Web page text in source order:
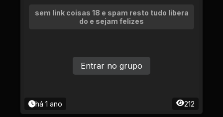
sem link coisas 18 e spam resto tudo libera
do e sejam felizes
há 1 ano 212
Entrar no grupo